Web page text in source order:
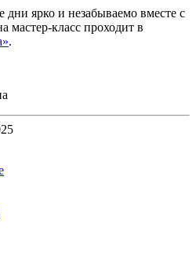
ярко и незабываемо вместе с
мастер-класс проходит в
.